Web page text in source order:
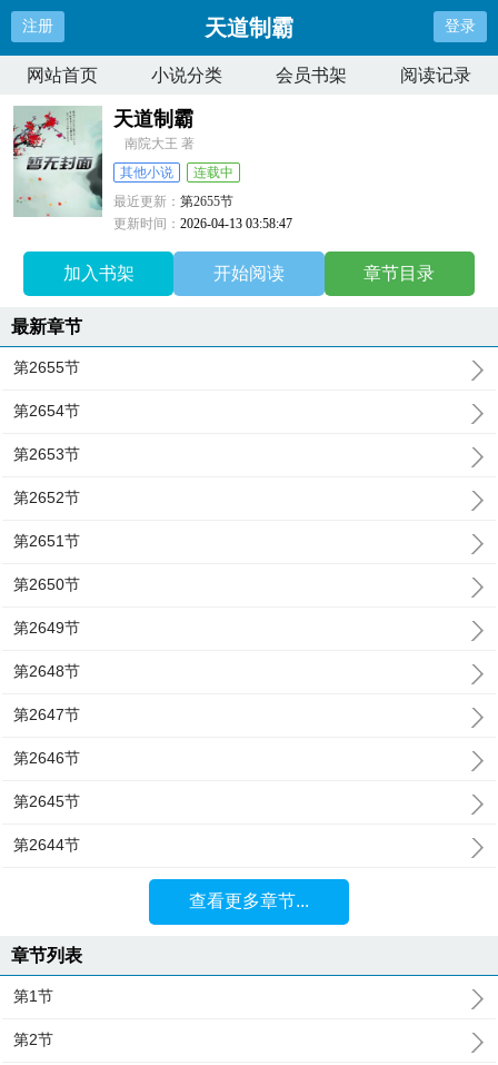
注册 天道制霸 登录
网站首页 小说分类 会员书架 阅读记录
天道制霸
南院大王 著
其他小说
连载中
最近更新：第2655节
更新时间：2026-04-13 03:58:47
加入书架 开始阅读 章节目录
最新章节
第2655节
第2654节
第2653节
第2652节
第2651节
第2650节
第2649节
第2648节
第2647节
第2646节
第2645节
第2644节
查看更多章节...
章节列表
第1节
第2节